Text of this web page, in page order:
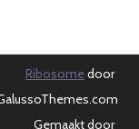
Ribosomedoor
Gemaakt door